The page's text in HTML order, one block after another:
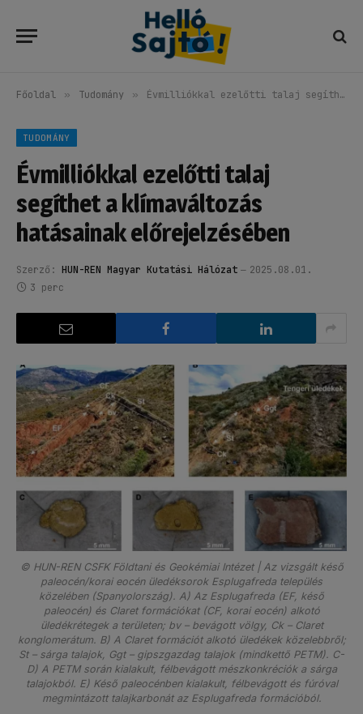
Főoldal » Tudomány » Évmilliókkal ezelőtti talaj segíthet a klímaváltozás hatásainak előrejelzésében
TUDOMÁNY
Évmilliókkal ezelőtti talaj
segíthet a klímaváltozás
hatásainak előrejelzésében
Szerző: HUN-REN Magyar Kutatási Hálózat
2025.08.01.
3 perc
© HUN-REN CSFK Földtani és Geokémiai Intézet | Az vizsgált késő
paleocén/korai eocén üledéksorok Esplugafreda település
közelében (Spanyolország). A) Az Esplugafreda (EF, késő
paleocén) és Claret formációkat (CF, korai eocén) alkotó
üledékrétegek a területen; bv – bevágott völgy, Ck – Claret
konglomerátum. B) A Claret formációt alkotó üledékek közelebbről;
St – sárga talajok, Ggt – gipszgazdag talajok (mindkettő PETM). C-
D) A PETM során kialakult, félbevágott mészkonkréciók a sárga
talajokból. E) Késő paleocénben kialakult, félbevágott és fúróval
megmintázott talajkarbonát az Esplugafreda formációból.